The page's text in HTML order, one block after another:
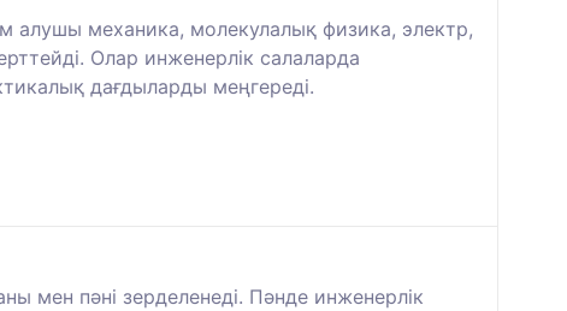
алушы механика, молекулалық физика, электр,
Олар инженерлік салаларда
дағдыларды меңгереді.
мен пәні зерделенеді. Пәнде инженерлік